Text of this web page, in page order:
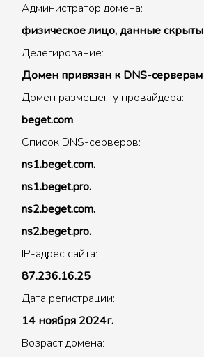
Администратор домена:
физическое лицо, данные скрыты
Делегирование:
Домен привязан к DNS-серверам
Домен размещен у провайдера:
beget.com
Список DNS-серверов:
ns1.beget.com.
ns1.beget.pro.
ns2.beget.com.
ns2.beget.pro.
IP-адрес сайта:
87.236.16.25
Дата регистрации:
14 ноября 2024г.
Возраст домена: